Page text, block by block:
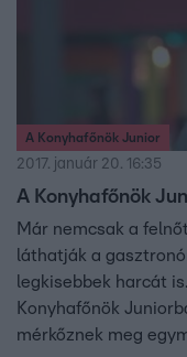
A Konyhafőnök Junior
2017. január 20. 16:35
A Konyhafőnök
Már nemcsak a
láthatják a
legkisebbek harcát
Konyhafőnök
mérkőznek meg